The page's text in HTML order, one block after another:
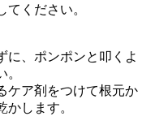
ください。
、ポンポンと叩くよ
ア剤をつけて根元か
します。